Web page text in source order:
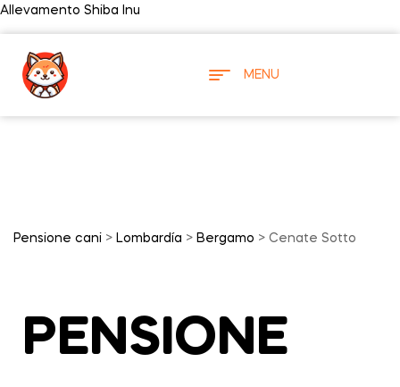
Allevamento Shiba Inu
MENU
Pensione cani > Lombardía > Bergamo > Cenate Sotto
PENSIONE